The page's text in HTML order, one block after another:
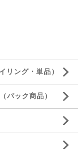
ング・単品）
パック商品）